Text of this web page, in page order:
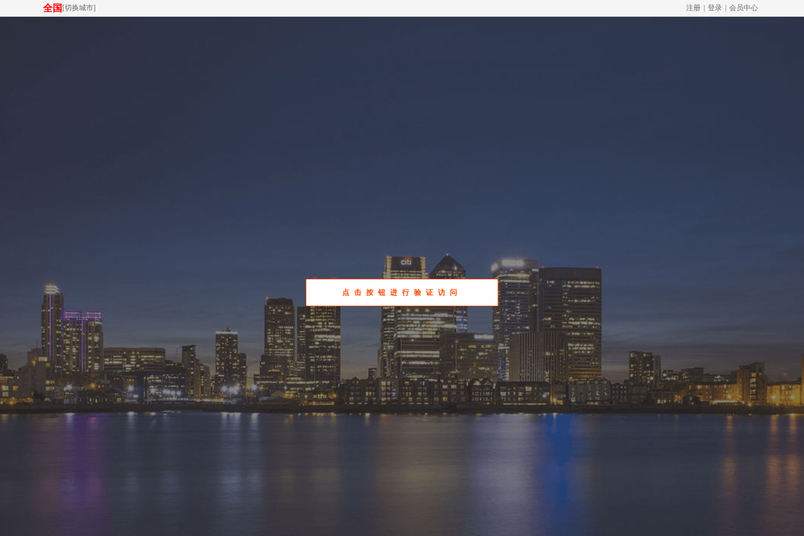
全国 [切换城市] 会员中心
注册 登录
点击按钮进行验证访问